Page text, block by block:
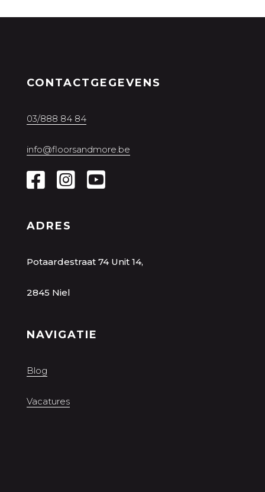
CONTACTGEGEVENS
03/888 84 84
info@floorsandmore.be
ADRES
Potaardestraat 74 Unit 14,
2845 Niel
NAVIGATIE
Blog
Vacatures